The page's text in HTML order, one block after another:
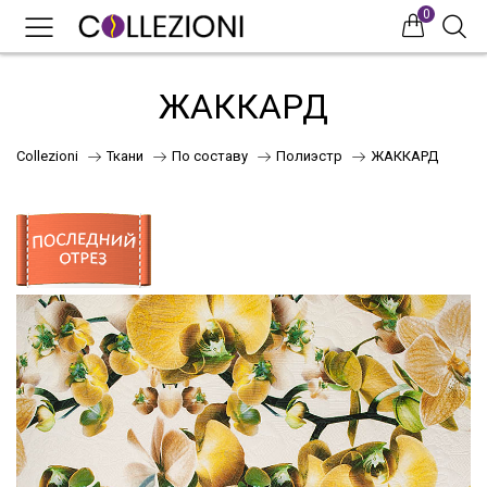
0
НОВИНКИ
ЖАККАРД
Collezioni Ткани По составу Полиэстр ЖАККАРД